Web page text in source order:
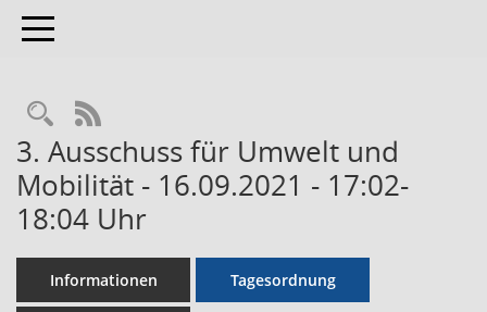
Toggle navigation
RSS-Feed
3. Ausschuss für Umwelt und
Mobilität - 16.09.2021 - 17:02-
18:04 Uhr
Informationen Tagesordnung